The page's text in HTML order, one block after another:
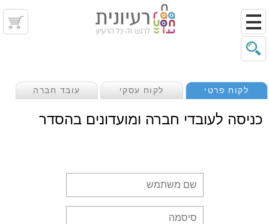
לקוח פרטי לקוח עסקי עובד חברה
כניסה לעובדי חברה ומועדונים בהסדר